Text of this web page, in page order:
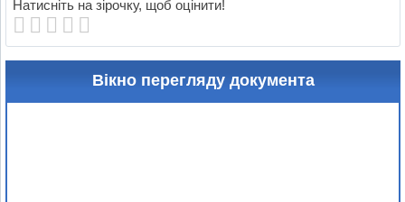
Натисніть на зірочку, щоб оцінити!
Вікно перегляду документа